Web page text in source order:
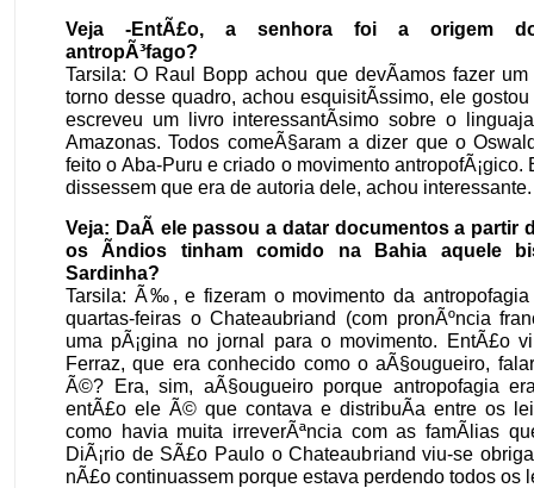
Veja -EntÃ£o, a senhora foi a origem do
antropÃ³fago?
Tarsila: O Raul Bopp achou que devÃ­amos fazer um
torno desse quadro, achou esquisitÃ­ssimo, ele
escreveu um livro interessantÃ­simo sobre o
Amazonas. Todos comeÃ§aram a dizer que o
feito o Aba-Puru e criado o movimento antropofÃ¡gico.
dissessem que era de autoria dele, achou interessante.
Veja: DaÃ­ ele passou a datar documentos a partir
os Ã­ndios tinham comido na Bahia aquele
Sardinha?
Tarsila: Ã‰, e fizeram o movimento da
quartas-feiras o Chateaubriand (com pronÃºncia
uma pÃ¡gina no jornal para o movimento. EntÃ£o
Ferraz, que era conhecido como o aÃ§ougueiro,
Ã©? Era, sim, aÃ§ougueiro porque antropofagia
entÃ£o ele Ã© que contava e distribuÃ­a entre os
como havia muita irreverÃªncia com as famÃ­lias
DiÃ¡rio de SÃ£o Paulo o Chateaubriand viu-se
nÃ£o continuassem porque estava perdendo todos os